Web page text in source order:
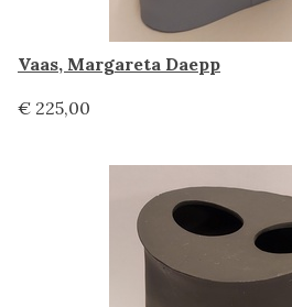
Vaas, Margareta Daepp
€ 225,00